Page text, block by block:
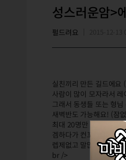
성스러운암>
펄드려요
실친끼리 만든 길드에요
사람이 많이 모자라서
그래서 동생들 또는 형
새벽반도 가능해요! (잠
최대 20명만 구하는 소수
겜하다가 컨꼬여서 암걸
렙제없고 말많으셔도됩
br />